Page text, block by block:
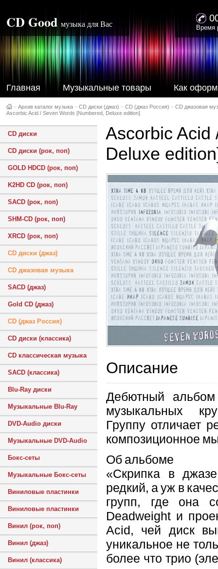
CD Good музыка для Вас Время
Главная Музыкальные товары Как
– Архив каталог музыка – CD диски (джаз) – CD (джаз Россия) – CD джазовая
Ascorbic Acid / Seven Words [Numbered, Deluxe edition]
CD диски
CD диски (рок, поп)
GOLD HDCD (рок, поп)
K2HD CD (рок, поп)
SACD (рок, поп)
SHM-CD (рок, поп)
XRCD (рок, поп)
CD диски (джаз)
CD джазовая музыка
SACD (джаз)
Gold CD (джаз)
CD (джаз Россия)
CD диски (классика)
CD классическая музыка
SACD (классика)
Blu-Ray диски
Музыкальные Blu-Ray
DVD-Audio диски
Музыкальные DVD-Audio
Бокс-сеты
Музыкальные Бокс-сеты
Виниловые пластинки
Виниловые пластинки
Винил (рок, поп)
Винил (джаз)
Винил (классика)
Ascorbic Acid
Deluxe
Описание
Дебютный
музыкальных
Группу отличает
композиционное
Об альбоме
«Скрипка в
редкий, а уж в
групп, где она
Deadweight и
Acid, чей диск
уникальное не
более что трио